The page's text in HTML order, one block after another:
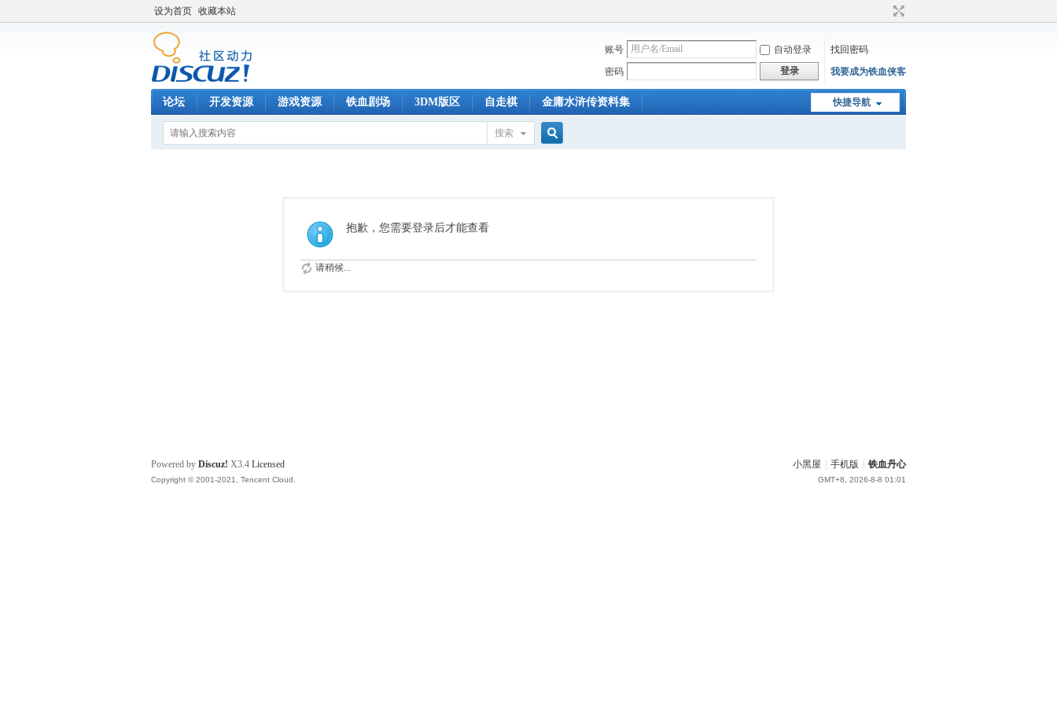
设为首页 收藏本站
账号 自动登录
找回密码
密码
登录 我要成为铁血侠客
快捷导航
论坛 开发资源 游戏资源 铁血剧场 3DM版区 自走棋 金庸水浒传资料集
搜索
抱歉，您需要登录后才能查看
请稍候...
小黑屋 手机版 铁血丹心
GMT+8, 2026-8-8 01:01
Powered by Discuz! X3.4 Licensed
Copyright © 2001-2021, Tencent Cloud.